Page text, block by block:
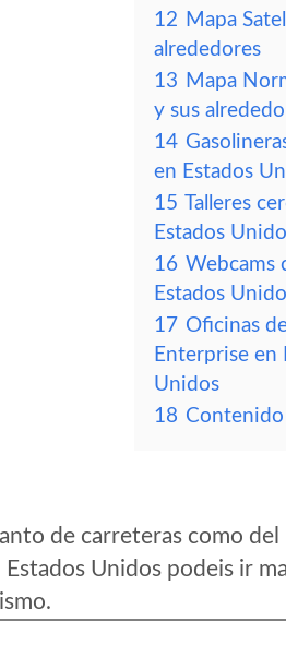
12 Mapa
alrededores
13 Mapa
y sus
14
en Estados
15 Talleres
Estados
16 Webcams
Estados
17 Oficinas
Enterprise en
Unidos
18 Contenido
de carreteras como
Unidos podeis ir